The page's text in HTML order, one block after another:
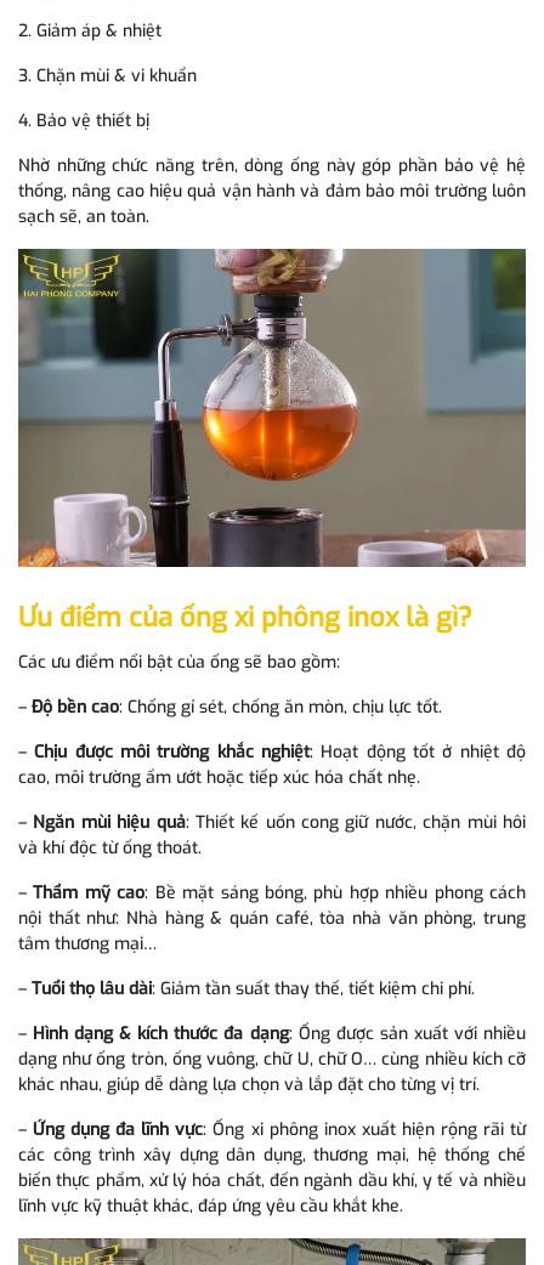
2. Giảm áp & nhiệt
3. Chặn mùi & vi khuẩn
4. Bảo vệ thiết bị
Nhờ những chức năng trên, dòng ống này góp phần bảo vệ hệ
thống, nâng cao hiệu quả vận hành và đảm bảo môi trường luôn
sạch sẽ, an toàn.
Ưu điểm của ống xi phông inox là gì?
Các ưu điểm nổi bật của ống sẽ bao gồm:
– Độ bền cao: Chống gỉ sét, chống ăn mòn, chịu lực tốt.
–Chịu được môi trường khắc nghiệt: Hoạt động tốt ở nhiệt độ
cao, môi trường ẩm ướt hoặc tiếp xúc hóa chất nhẹ.
– Ngăn mùi hiệu quả: Thiết kế uốn cong giữ nước, chặn mùi hôi
và khí độc từ ống thoát.
–Thẩm mỹ cao: Bề mặt sáng bóng, phù hợp nhiều phong cách
nội thất như: Nhà hàng & quán café, tòa nhà văn phòng, trung
tâm thương mại…
– Tuổi thọ lâu dài: Giảm tần suất thay thế, tiết kiệm chi phí.
– Hình dạng & kích thước đa dạng: Ống được sản xuất với nhiều
dạng như ống tròn, ống vuông, chữ U, chữ O… cùng nhiều kích cỡ
khác nhau, giúp dễ dàng lựa chọn và lắp đặt cho từng vị trí.
–Ứng dụng đa lĩnh vực: Ống xi phông inox xuất hiện rộng rãi từ
các công trình xây dựng dân dụng, thương mại, hệ thống chế
biến thực phẩm, xử lý hóa chất, đến ngành dầu khí, y tế và nhiều
lĩnh vực kỹ thuật khác, đáp ứng yêu cầu khắt khe.